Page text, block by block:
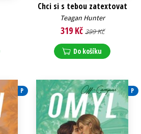
Chci si s tebou zatextovat
Teagan Hunter
319 Kč 399 Kč
Do košíku
P P